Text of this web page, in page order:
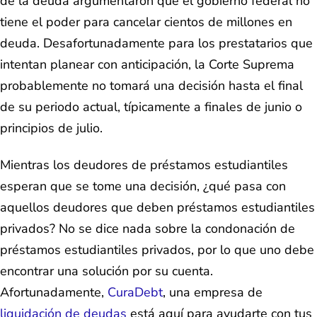
tiene el poder para cancelar cientos de millones en
deuda. Desafortunadamente para los prestatarios que
intentan planear con anticipación, la Corte Suprema
probablemente no tomará una decisión hasta el final
de su periodo actual, típicamente a finales de junio o
principios de julio.
Mientras los deudores de préstamos estudiantiles
esperan que se tome una decisión, ¿qué pasa con
aquellos deudores que deben préstamos estudiantiles
privados? No se dice nada sobre la condonación de
préstamos estudiantiles privados, por lo que uno debe
encontrar una solución por su cuenta.
Afortunadamente, CuraDebt, una empresa de
liquidación de deudas está aquí para ayudarte con tus